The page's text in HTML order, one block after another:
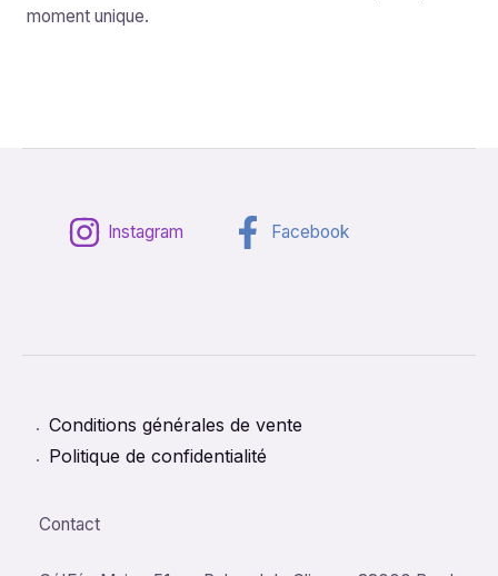
moment unique.
Instagram Facebook
Conditions générales de vente
Politique de confidentialité
Contact